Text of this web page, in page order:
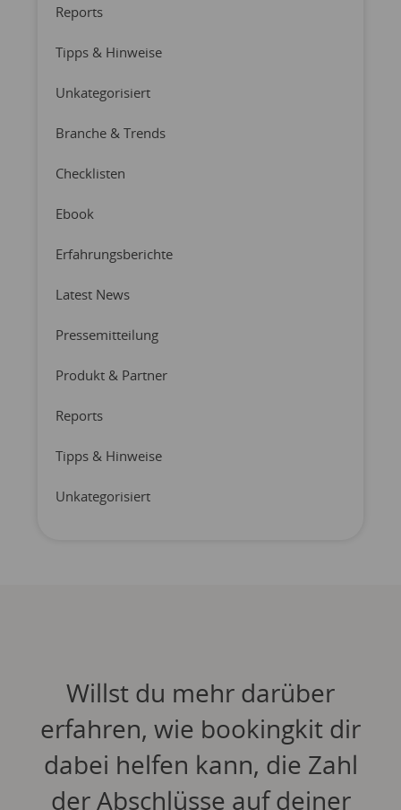
Reports
Tipps & Hinweise
Unkategorisiert
Branche & Trends
Checklisten
Ebook
Erfahrungsberichte
Latest News
Pressemitteilung
Produkt & Partner
Reports
Tipps & Hinweise
Unkategorisiert
Willst du mehr darüber
erfahren, wie bookingkit dir
dabei helfen kann, die Zahl
der Abschlüsse auf deiner